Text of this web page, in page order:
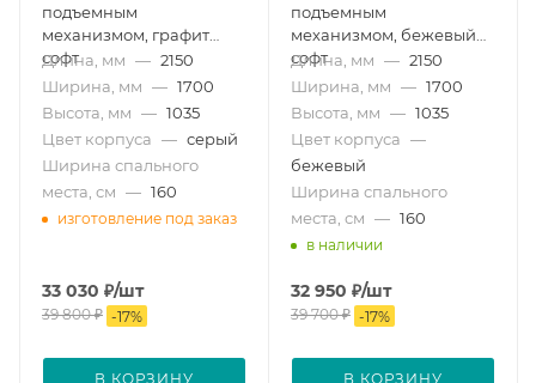
подъемным
механизмом, графит
софт
Длина, мм — 2150
Ширина, мм — 1700
Высота, мм — 1035
Цвет корпуса — серый
Ширина спального
места, см — 160
изготовление под заказ
33 030 ₽/шт
39 800₽ -17%
В КОРЗИНУ
подъемным
механизмом, бежевый
софт
Длина, мм — 2150
Ширина, мм — 1700
Высота, мм — 1035
Цвет корпуса —
бежевый
Ширина спального
места, см — 160
в наличии
32 950 ₽/шт
39 700₽ -17%
В КОРЗИНУ